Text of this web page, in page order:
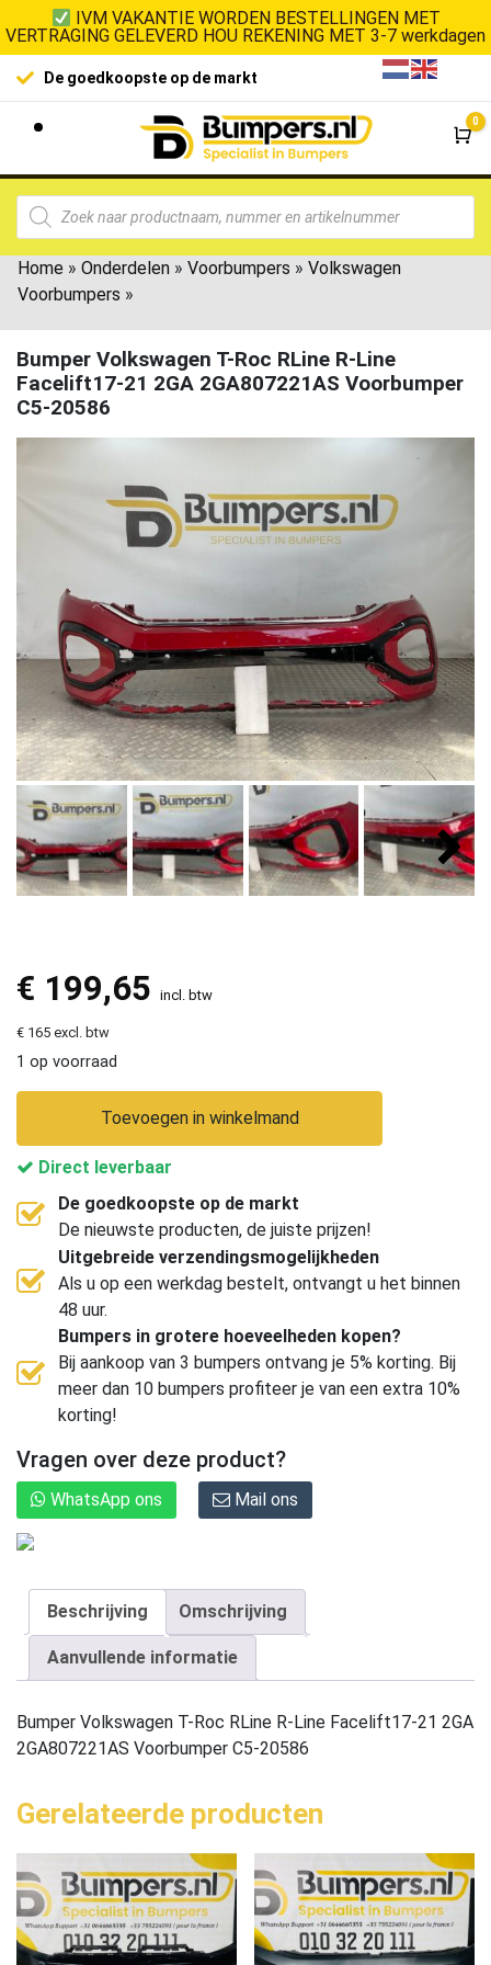
IVM VAKANTIE WORDEN BESTELLINGEN MET
VERTRAGING GELEVERD HOU REKENING MET 3-7 werkdagen
De goedkoopste op de markt
0
Home » Onderdelen » Voorbumpers » Volkswagen
Voorbumpers »
Bumper Volkswagen T-Roc RLine R-Line
Facelift17-21 2GA 2GA807221AS Voorbumper
C5-20586
€ 199,65 incl. btw
€ 165 excl. btw
1 op voorraad
Toevoegen in winkelmand
Direct leverbaar
De goedkoopste op de markt
De nieuwste producten, de juiste prijzen!
Uitgebreide verzendingsmogelijkheden
Als u op een werkdag bestelt, ontvangt u het binnen
48 uur.
Bumpers in grotere hoeveelheden kopen?
Bij aankoop van 3 bumpers ontvang je 5% korting. Bij
meer dan 10 bumpers profiteer je van een extra 10%
korting!
Vragen over deze product?
WhatsApp ons Mail ons
Beschrijving Omschrijving
Aanvullende informatie
Bumper Volkswagen T-Roc RLine R-Line Facelift17-21 2GA
2GA807221AS Voorbumper C5-20586
Gerelateerde producten